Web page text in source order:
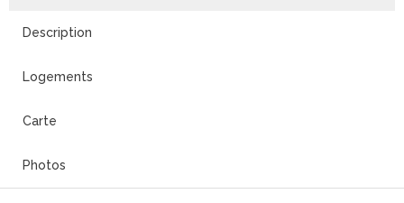
Description
Logements
Carte
Photos